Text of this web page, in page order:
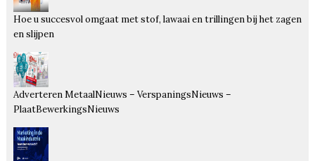
Hoe u succesvol omgaat met stof, lawaai en trillingen bij het zagen
en slijpen
Adverteren MetaalNieuws – VerspaningsNieuws –
PlaatBewerkingsNieuws